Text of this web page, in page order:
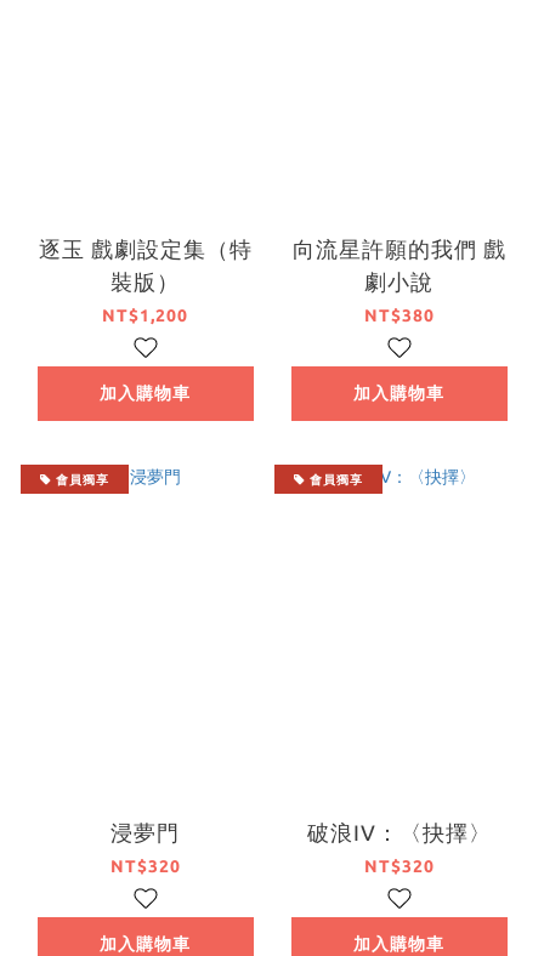
逐玉 戲劇設定集（特
裝版）
NT$1,200
加入購物車
向流星許願的我們 戲
劇小說
NT$380
加入購物車
會員獨享
浸夢門
NT$320
加入購物車
會員獨享
破浪IV：〈抉擇〉
NT$320
加入購物車